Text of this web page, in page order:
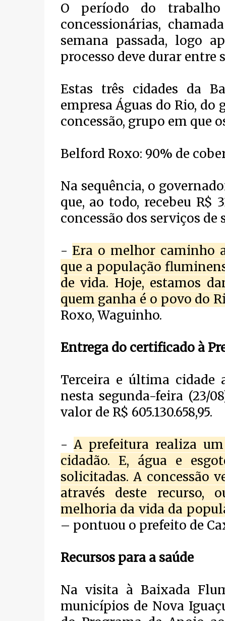
O período do
concessionárias,
semana passada, logo
processo deve durar entre
Estas três cidades da
empresa Águas do Rio,
concessão, grupo em que
Belford Roxo: 90% de
Na sequência, o
que, ao todo, recebeu R$
concessão dos serviços de
- Era o melhor caminho
que a população
de vida. Hoje, estamos
quem ganha é o povo do
Roxo, Waguinho.
Entrega do certificado à
Terceira e última cidade
nesta segunda-feira (23/
valor de R$ 605.130.658,95.
-A prefeitura realiza
cidadão. E, água e
solicitadas. A concessão
através deste recurso,
melhoria da vida da
– pontuou o prefeito de
Recursos para a saúde
Na visita à Baixada
municípios de Nova